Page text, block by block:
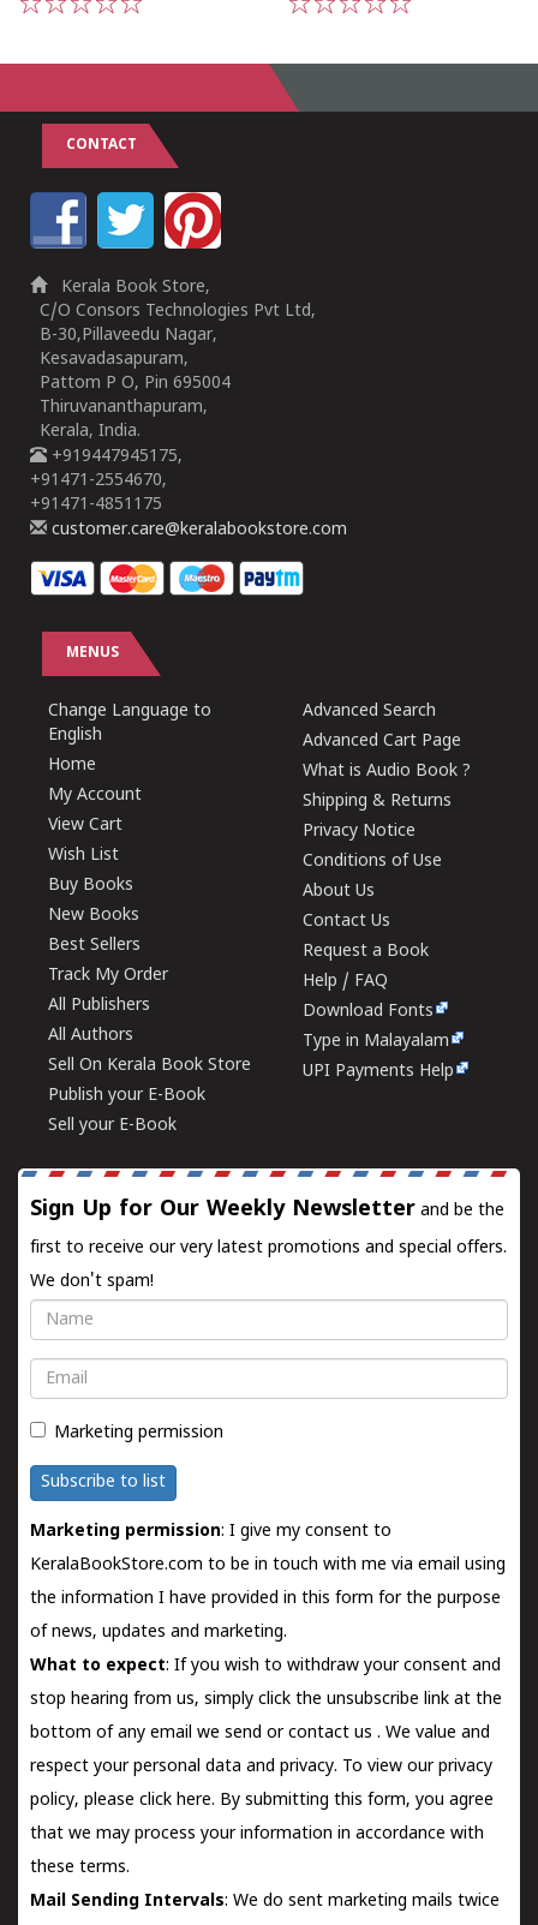
CONTACT
Kerala Book Store,
C/O Consors Technologies Pvt Ltd,
B-30,Pillaveedu Nagar,
Kesavadasapuram,
Pattom P O, Pin 695004
Thiruvananthapuram,
Kerala, India.
+919447945175,
+91471-2554670,
+91471-4851175
customer.care@keralabookstore.com
MENUS
Change Language to
English
Home
My Account
View Cart
Wish List
Buy Books
New Books
Best Sellers
Track My Order
All Publishers
All Authors
Sell On Kerala Book Store
Publish your E-Book
Sell your E-Book
Advanced Search
Advanced Cart Page
What is Audio Book ?
Shipping & Returns
Privacy Notice
Conditions of Use
About Us
Contact Us
Request a Book
Help / FAQ
Download Fonts
Type in Malayalam
UPI Payments Help
Sign Up for Our Weekly Newsletter and be the
first to receive our very latest promotions and special offers.
We don't spam!
Name
Email
Marketing permission
Subscribe to list
Marketing permission: I give my consent to
KeralaBookStore.com to be in touch with me via email using
the information I have provided in this form for the purpose
of news, updates and marketing.
What to expect: If you wish to withdraw your consent and
stop hearing from us, simply click the unsubscribe link at the
bottom of any email we send orcontact us . We value and
respect your personal data and privacy. To view our privacy
policy, please click here. By submitting this form, you agree
that we may process your information in accordance with
these terms.
Mail Sending Intervals: We do sent marketing mails twice